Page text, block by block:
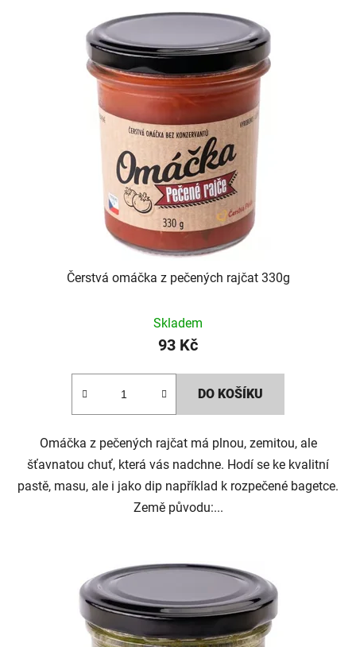
Čerstvá omáčka z pečených rajčat 330g
Skladem
93 Kč
DO KOŠÍKU
Omáčka z pečených rajčat má plnou, zemitou, ale
šťavnatou chuť, která vás nadchne. Hodí se ke kvalitní
pastě, masu, ale i jako dip například k rozpečené bagetce.
Země původu:...